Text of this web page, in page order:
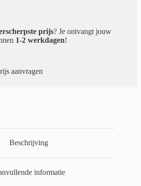
prijs? Je ontvangt jouw
1-2 werkdagen!
aanvragen
Beschrijving
informatie